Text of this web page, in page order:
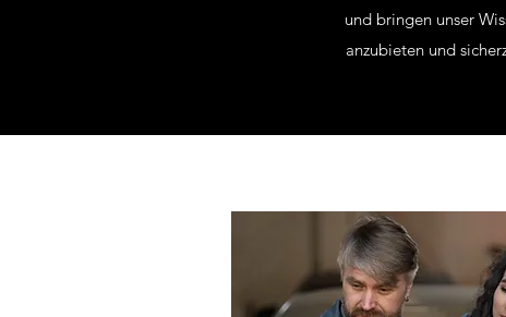
und bringen unser
anzubieten und